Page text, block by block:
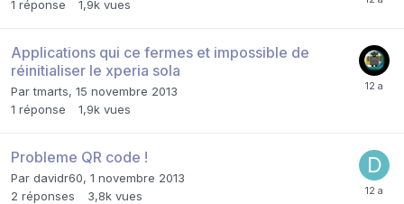
1 réponse 1,9k vues
Applications qui ce fermes et impossible de
réinitialiser le xperia sola
Partmarts, 15 novembre 2013
1 réponse 1,9k vues
Probleme QR code !
Par davidr60, 1 novembre 2013
2 réponses 3,8k vues